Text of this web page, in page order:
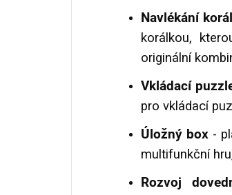
Navlékání
korálkou,
originální
Vkládací
pro vkládací
Úložný box -
multifunkční
Rozvoj